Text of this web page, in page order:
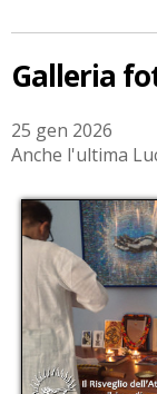
Galleria
25 gen 2026
Anche l'ultima